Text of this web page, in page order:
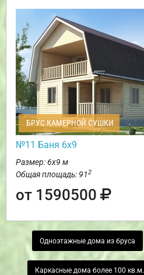
БРУС КАМЕРНОЙ СУШКИ
№11 Баня 6х9
Размер: 6х9 м
Общая площадь: 912
от 1590500
Одноэтажные дома из бруса
Каркасные дома более 100 кв.м.